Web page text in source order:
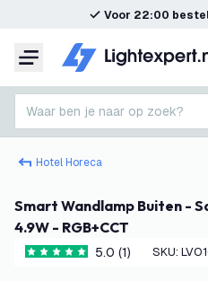
Voor 22:00
Menu
Waar ben je naar op zoek?
Hotel Horeca
Smart Wandlamp Buiten - Santa Barbara - Zwart -
4.9W - RGB+CCT
5 score sterren5.0 (1) SKU: